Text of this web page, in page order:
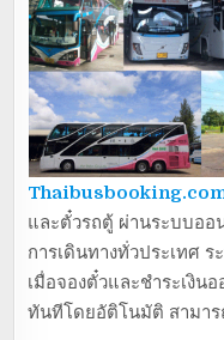
และตั๋วรถตู้ ผ่านระบบออ
การเดินทางทั่วประเทศ
เมื่อจองตั๋วและชำระเงิน
ทันทีโดยอัติโนมัติ สามา